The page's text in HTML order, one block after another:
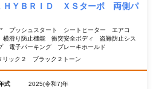
ＨＹＢＲＩＤ ＸＳターボ 両側パ
プッシュスタート シートヒーター エアコ
滑り防止機能 衝突安全ボディ 盗難防止シス
電子パーキング ブレーキホールド
リック２ ブラック２トーン
式
2025(令和7)年